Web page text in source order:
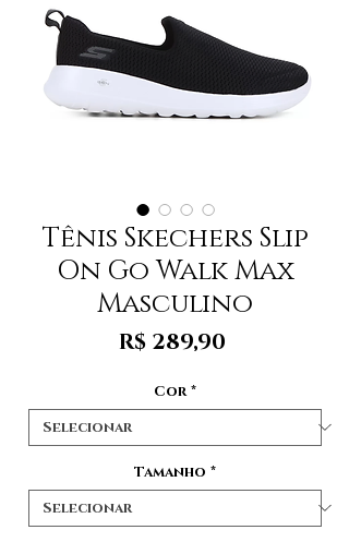
Tênis Skechers Slip
On Go Walk Max
Masculino
R$ 289,90
Cor *
Tamanho *